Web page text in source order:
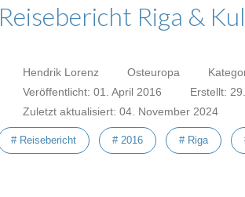
Reisebericht Riga &
Hendrik Lorenz Osteuropa
Veröffentlicht: 01. April 2016
Erstellt:
Zuletzt aktualisiert: 04. November 2024
# Reisebericht # 2016 # Riga